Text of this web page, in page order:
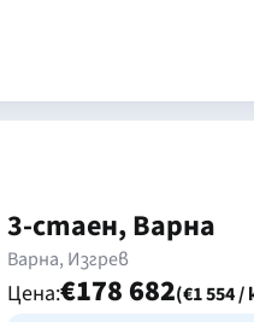
3-стаен, Варна
Варна, Изгрев
Цена:€178 682(€1 554 /